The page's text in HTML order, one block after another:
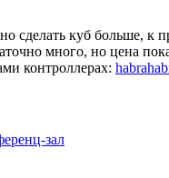
сделать куб больше,
много, но цена
контроллерах:
зал